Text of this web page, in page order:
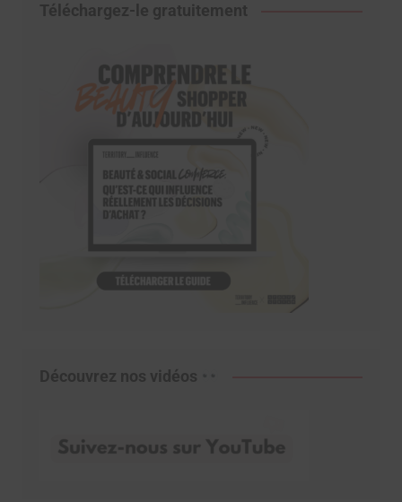
Téléchargez-le gratuitement
Découvrez nos vidéos